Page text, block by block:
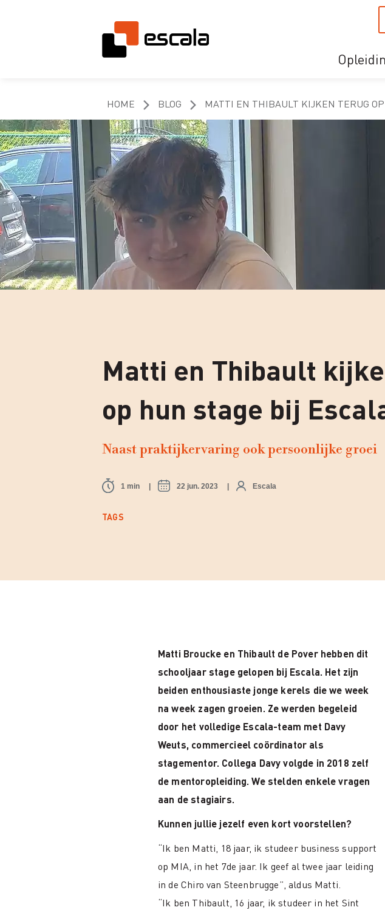
HOME BLOG MATTI EN THIBAULT KIJKEN TERUG
Matti en Thibault
op hun stage bij
Naast praktijkervaring ook persoonlijke groei
1 min 22 jun. 2023 Escala
TAGS
Matti Broucke en Thibault de Pover hebben dit
schooljaar stage gelopen bij Escala. Het zijn
beiden enthousiaste jonge kerels die we week
na week zagen groeien. Ze werden begeleid
door het volledige Escala-team met Davy
Weuts, commercieel coördinator als
stagementor. Collega Davy volgde in 2018 zelf
de mentoropleiding. We stelden enkele vragen
aan de stagiairs.
Kunnen jullie jezelf even kort voorstellen?
“Ik ben Matti, 18 jaar, ik studeer business support
op MIA, in het 7de jaar. Ik geef al twee jaar leiding
in de Chiro van Steenbrugge”, aldus Matti.
“Ik ben Thibault, 16 jaar, ik studeer in het Sint